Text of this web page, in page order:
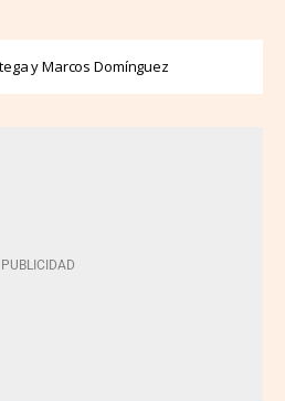
y Marcos Domínguez